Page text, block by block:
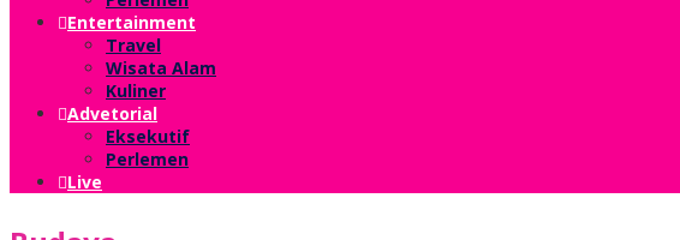
Entertainment
Travel
Wisata Alam
Kuliner
Advetorial
Eksekutif
Perlemen
Live